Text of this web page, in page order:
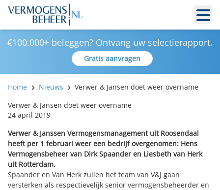
€100.000+ beleggen? Ontvang uw selectierapport.
Gratis aanvragen
Home Nieuws
Verwer & Jansen doet weer overname
Verwer & Jansen doet weer overname
24 april 2019
Verwer & Janssen Vermogensmanagement uit Roosendaal
heeft per 1 februari weer een bedrijf overgenomen: Hens
Vermogensbeheer van Dirk Spaander en Liesbeth van Herk
uit Rotterdam.
Spaander en Van Herk zullen het team van V&J gaan
versterken als respectievelijk senior vermogensbeheerder en